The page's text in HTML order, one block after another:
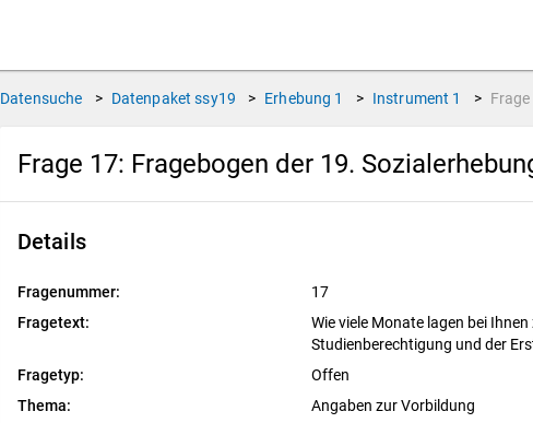
Datensuche > Datenpaket ssy19 > Erhebung 1 > Instrument 1 > Frage
Frage 17: Fragebogen der 19.
Details
Fragenummer:
17
Fragetext:
Wie viele Monate lagen bei
Studienberechtigung und der
Fragetyp:
Offen
Thema:
Angaben zur Vorbildung